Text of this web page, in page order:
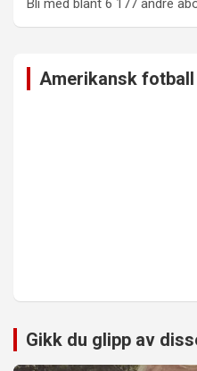
Bli med blant 6 177 andre
Amerikansk fotball
Gikk du glipp av